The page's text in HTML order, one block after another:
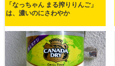
「なっちゃん まる搾りりんご」
は、濃いのにさわやか